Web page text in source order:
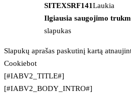
SITEXSRF141Laukia
Ilgiausia saugojimo
slapukas
Slapukų aprašas paskutinį kartą
Cookiebot
[#IABV2_TITLE#]
[#IABV2_BODY_INTRO#]